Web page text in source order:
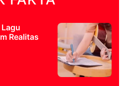
Realitas